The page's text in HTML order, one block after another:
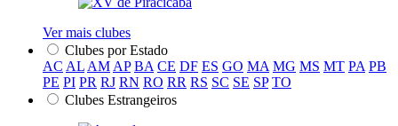
Ver mais clubes
Clubes por Estado
AC AL AM AP BA CE DF ES GO MA MG MS MT PA PB
PE PI PR RJ RN RO RR RS SC SE SP TO
Clubes Estrangeiros